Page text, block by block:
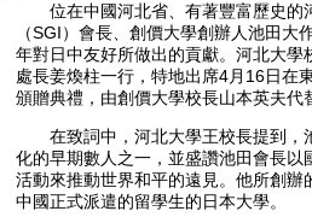
位在中國河北省、有著豐富歷史的
（SGI）會長、創價大學創辦人池田大
年對日中友好所做出的貢獻。河北大學
處長姜煥柱一行，特地出席4月16日在
頒贈典禮，由創價大學校長山本英夫代
在致詞中，河北大學王校長提到，
化的早期數人之一，並盛讚池田會長以
活動來推動世界和平的遠見。他所創辦
中國正式派遣的留學生的日本大學。